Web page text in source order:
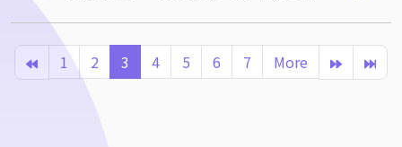
1 2 3 4 5 6 7 More